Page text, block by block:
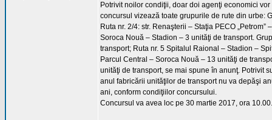
Potrivit noilor condiţii, doar doi agenţi economici
concursul vizează toate grupurile de rute din urbe:
Ruta nr. 2/4: str. Renaşterii – Staţia PECO
Soroca Nouă – Stadion – 3 unităţi de transport.
transport; Ruta nr. 5 Spitalul Raional – Stadion –
Parcul Central – Soroca Nouă – 13 unităţi de
unităţi de transport, se mai spune în anunţ. Potrivit
anul fabricării unităţilor de transport nu va depăşi
ani, conform condiţiilor concursului.
Concursul va avea loc pe 30 martie 2017, ora 10.00.